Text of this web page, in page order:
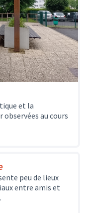
et la
au cours
peu de lieux
entre amis et